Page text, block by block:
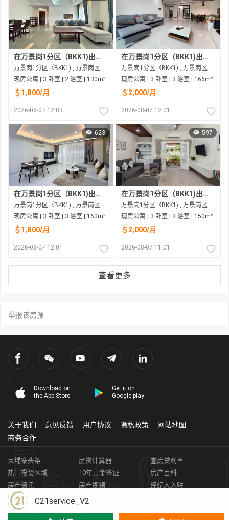
在万景岗1分区（BKK1)出租的现房公寓
万景岗1分区（BKK1) , 万景岗区（BKK) , 金边市
现房公寓 | 3 卧室 | 2 浴室 | 130m²
＄1,800/月
2026-08-07 12:03
在万景岗1分区（BKK1)出租的现房公寓
万景岗1分区（BKK1) , 万景岗区（BKK) , 金边市
现房公寓 | 3 卧室 | 3 浴室 | 166m²
＄2,000/月
2026-08-07 12:01
623
在万景岗1分区（BKK1)出租的现房公寓
万景岗1分区（BKK1) , 万景岗区（BKK) , 金边市
现房公寓 | 3 卧室 | 3 浴室 | 160m²
＄1,800/月
2026-08-07 12:01
597
在万景岗1分区（BKK1)出租的现房公寓
万景岗1分区（BKK1) , 万景岗区（BKK) , 金边市
现房公寓 | 3 卧室 | 3 浴室 | 150m²
＄2,000/月
2026-08-07 11:01
查看更多
举报该房源
C21service_V2
Download on
the App Store
Get it on
Google play
关于我们 意见反馈 用户协议 隐私政策
网站地图
商务合作
柬埔寨头条 房贷计算器
查房贷利率
热门投资区域
10年黄金签证
房产百科
房产资讯
房产视频
经纪人入驻
获取客资
柬埔寨房地产APP
2026 HARBOR PROPERTY CO., LTD.房地产证编号: E-